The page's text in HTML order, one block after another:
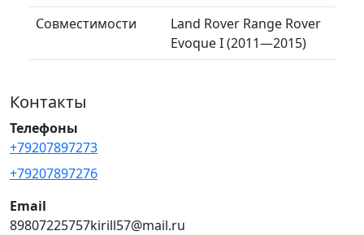
Совместимости
Land Rover Range Rover
Evoque I (2011—2015)
Контакты
Телефоны
+79207897273
+79207897276
Email
89807225757kirill57@mail.ru